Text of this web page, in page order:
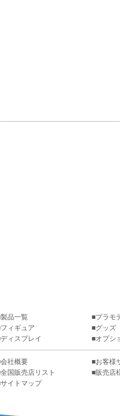
製品一覧 プラモ
フィギュア
グッズ
ディスプレイ
オプシ
会社概要 お客様
全国販売店リスト
販売店
サイトマップ